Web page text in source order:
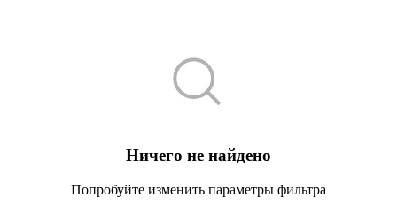
Ничего не найдено
Попробуйте изменить параметры фильтра